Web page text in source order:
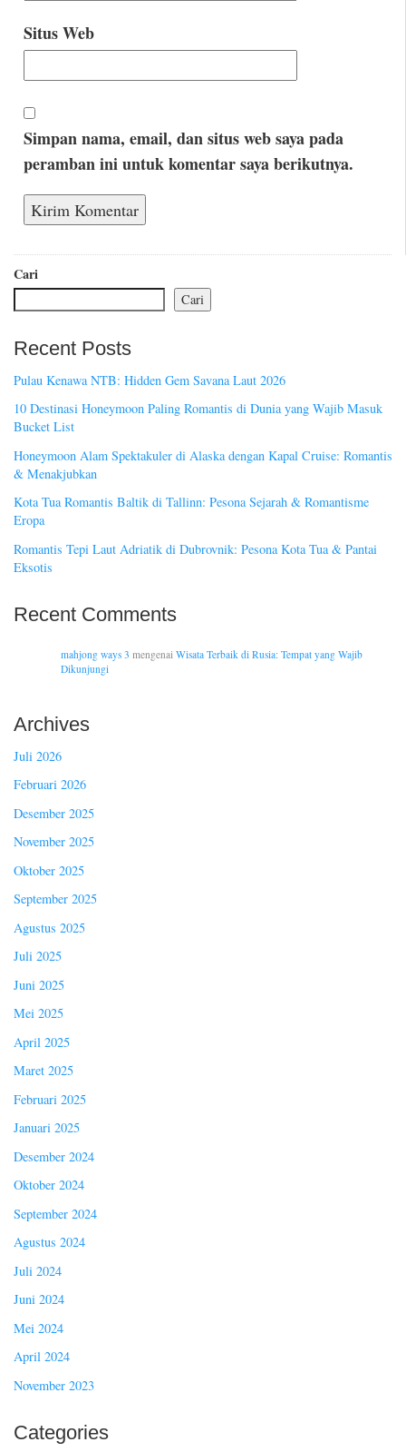
Situs Web
Simpan nama, email, dan situs web saya pada
peramban ini untuk komentar saya berikutnya.
Cari
Cari
Recent Posts
Pulau Kenawa NTB: Hidden Gem Savana Laut 2026
10 Destinasi Honeymoon Paling Romantis di Dunia yang Wajib Masuk
Bucket List
Honeymoon Alam Spektakuler di Alaska dengan Kapal Cruise: Romantis
& Menakjubkan
Kota Tua Romantis Baltik di Tallinn: Pesona Sejarah & Romantisme
Eropa
Romantis Tepi Laut Adriatik di Dubrovnik: Pesona Kota Tua & Pantai
Eksotis
Recent Comments
mahjong ways 3 mengenai Wisata Terbaik di Rusia: Tempat yang Wajib
Dikunjungi
Archives
Juli 2026
Februari 2026
Desember 2025
November 2025
Oktober 2025
September 2025
Agustus 2025
Juli 2025
Juni 2025
Mei 2025
April 2025
Maret 2025
Februari 2025
Januari 2025
Desember 2024
Oktober 2024
September 2024
Agustus 2024
Juli 2024
Juni 2024
Mei 2024
April 2024
November 2023
Categories